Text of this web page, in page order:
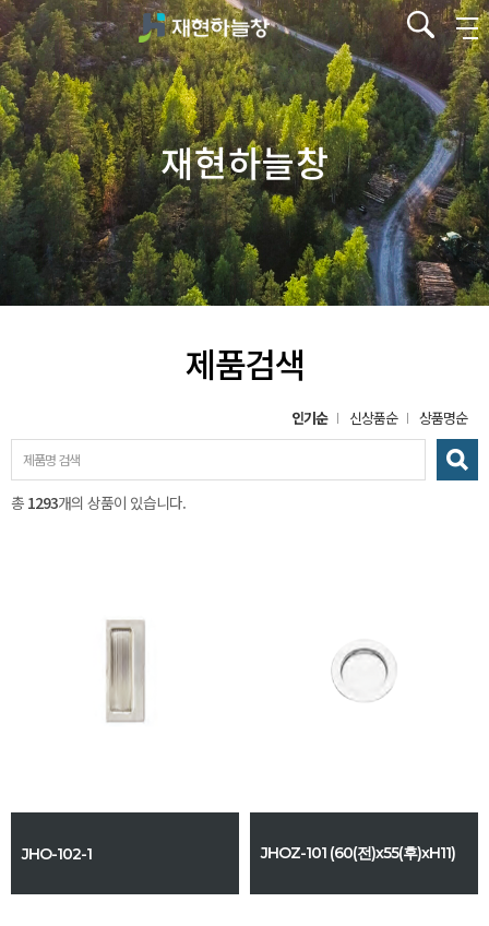
재현하늘창
제품검색
총 1293개의 상품이 있습니다.
인기순 신상품순 상품명순
JHO-102-1 JHOZ-101 (60(전)x55(후)xH11)